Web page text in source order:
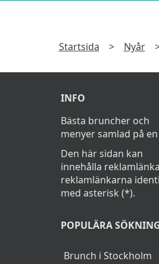
Startsida > Nyår
INFO
Bästa bruncher och
menyer samlad på
Den här sidan kan
innehålla
reklamlänkarna
med asterisk (*).
POPULÄRA
Brunch i Stockholm